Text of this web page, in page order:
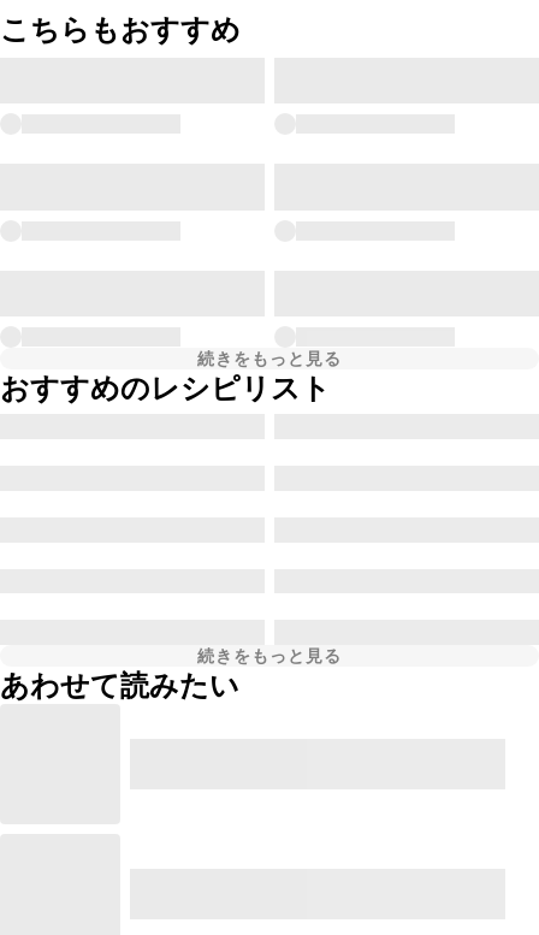
こちらもおすすめ
続きをもっと見る
おすすめのレシピリスト
続きをもっと見る
あわせて読みたい